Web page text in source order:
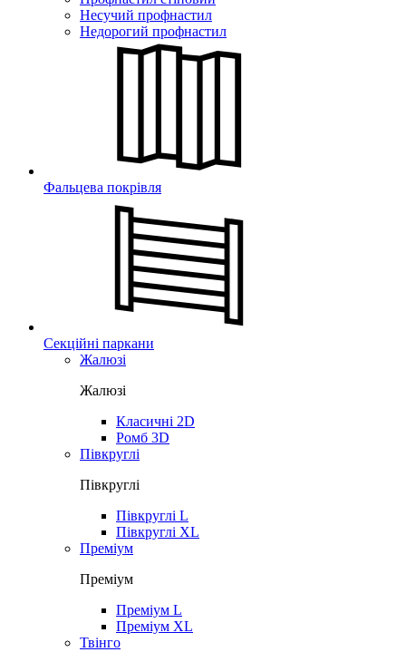
Несучий профнастил
Недорогий профнастил
Фальцева покрівля
Секційні паркани
Жалюзі
Жалюзі
Класичні 2D
Ромб 3D
Півкруглі
Півкруглі
Півкруглі L
Півкруглі XL
Преміум
Преміум
Преміум L
Преміум XL
Твінго